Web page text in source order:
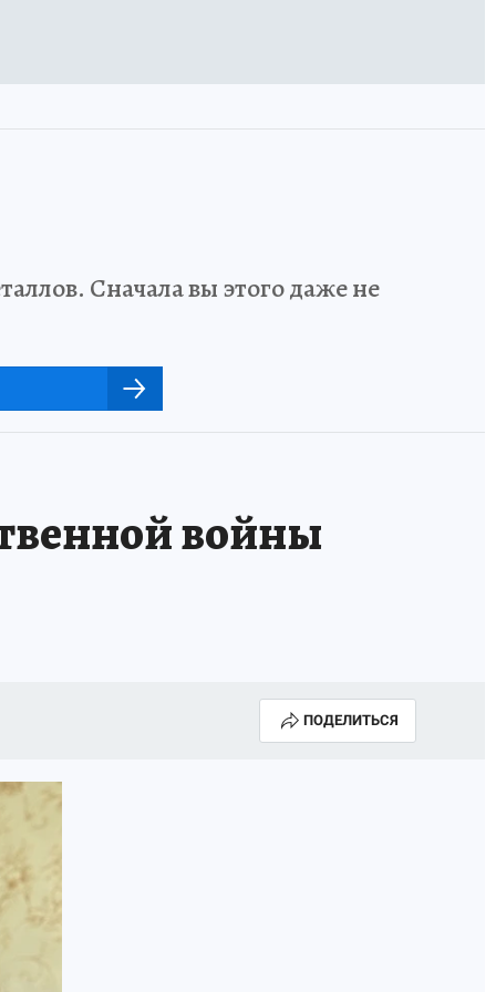
Сначала вы этого даже не
войны
ПОДЕЛИТЬСЯ